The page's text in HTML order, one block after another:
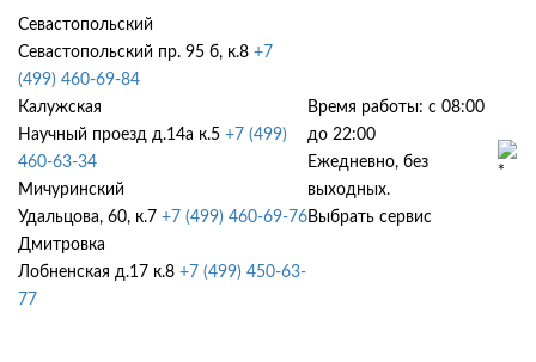
Севастопольский
Севастопольский пр. 95 б, к.8 +7
(499) 460-69-84
Калужская
Научный проезд д.14а к.5 +7 (499)
460-63-34
Мичуринский
Удальцова, 60, к.7 +7 (499) 460-69-76
Дмитровка
Лобненская д.17 к.8 +7 (499) 450-63-
77
Время работы: с 08:00
до 22:00
Ежедневно, без
выходных.
Выбрать сервис